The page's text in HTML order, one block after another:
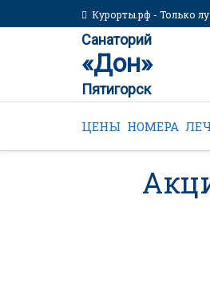
Курорты.рф - Только
Санаторий
«Дон»
Пятигорск
ЦЕНЫ НОМЕРА